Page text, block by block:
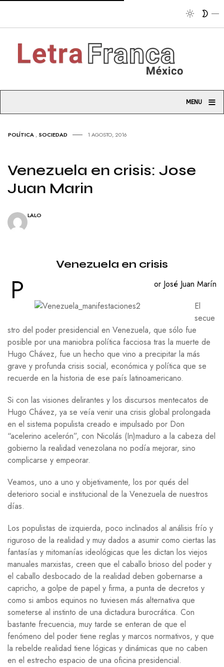
MENU ≡
POLÍTICA , SOCIEDAD 1 AGOSTO, 2016
Venezuela en crisis: Jose
Juan Marin
LALO
Venezuela en crisis
P
or José Juan Marín
El
secue
stro del poder presidencial en Venezuela, que sólo fue
posible por una maniobra política facciosa tras la muerte de
Hugo Chávez, fue un hecho que vino a precipitar la más
grave y profunda crisis social, económica y política que se
recuerde en la historia de ese país latinoamericano.
Si con las visiones delirantes y los discursos mentecatos de
Hugo Chávez, ya se veía venir una crisis global prolongada
en el sistema populista creado e impulsado por Don
“acelerino acelerón”, con Nicolás (In)maduro a la cabeza del
gobierno la realidad venezolana no podía mejorar, sino
complicarse y empeorar.
Veamos, uno a uno y objetivamente, los por qués del
deterioro social e institucional de la Venezuela de nuestros
días.
Los populistas de izquierda, poco inclinados al análisis frío y
riguroso de la realidad y muy dados a asumir como ciertas las
fantasías y mitomanías ideológicas que les dictan los viejos
manuales marxistas, creen que el caballo brioso del poder y
el caballo desbocado de la realidad deben gobernarse a
capricho, a golpe de papel y firma, a punta de decretos y
como si ambos equinos no tuviesen más alternativa que
someterse al instinto de una dictadura burocrática. Con
bastante frecuencia, muy tarde se enteran de que el
fenómeno del poder tiene reglas y marcos normativos, y que
la rebelde realidad tiene lógicas y dinámicas que no caben
en el estrecho espacio de una oficina presidencial.